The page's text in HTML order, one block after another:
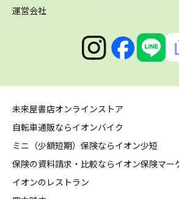
運営会社
未来屋書店オンラインストア
自転車通販ならイオンバイク
ミニ（少額短期）保険ならイオン少短
保険の資料請求・比較ならイオン保険マー
イオンのレストラン